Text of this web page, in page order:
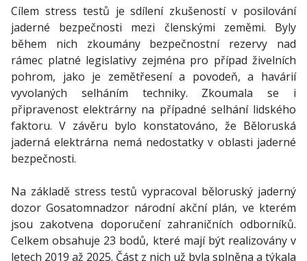
Cílem stress testů je sdílení zkušeností v posilování
jaderné bezpečnosti mezi členskými zeměmi. Byly
během nich zkoumány bezpečnostní rezervy nad
rámec platné legislativy zejména pro případ živelních
pohrom, jako je zemětřesení a povodeň, a havárií
vyvolaných selháním techniky. Zkoumala se i
připravenost elektrárny na případné selhání lidského
faktoru. V závěru bylo konstatováno, že Běloruská
jaderná elektrárna nemá nedostatky v oblasti jaderné
bezpečnosti.
Na základě stress testů vypracoval běloruský jaderný
dozor Gosatomnadzor národní akční plán, ve kterém
jsou zakotvena doporučení zahraničních odborníků.
Celkem obsahuje 23 bodů, které mají být realizovány v
letech 2019 až 2025. Část z nich už byla splněna a týkala